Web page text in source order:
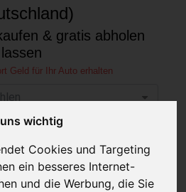
wichtig
Cookies und Targeting
ein besseres Internet-
und die Werbung, die Sie
& gratis abholen
lassen
Geld für Ihr Auto erhalten
BEWERTUNG